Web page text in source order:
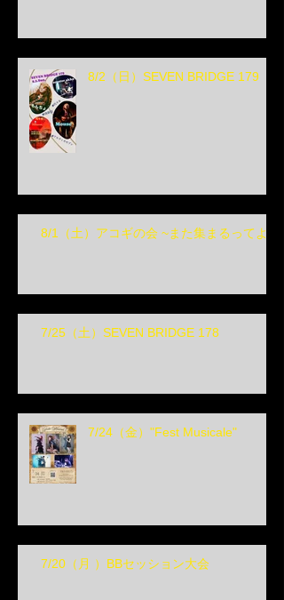
8/2（日）SEVEN BRIDGE 179
8/1（土）アコギの会 ~また集まるってよ~
7/25（土）SEVEN BRIDGE 178
7/24（金）"Fest Musicale"
7/20（月 ）BBセッション大会